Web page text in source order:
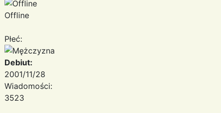
Offline
Płeć:
Debiut:
2001/11/28
Wiadomości:
3523